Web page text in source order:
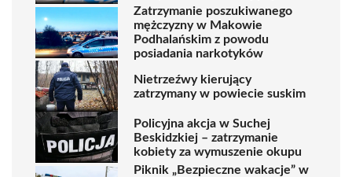
Zatrzymanie poszukiwanego
mężczyzny w Makowie
Podhalańskim z powodu
posiadania narkotyków
Nietrzeźwy kierujący
zatrzymany w powiecie suskim
Policyjna akcja w Suchej
Beskidzkiej – zatrzymanie
kobiety za wymuszenie okupu
Piknik „Bezpieczne wakacje” w